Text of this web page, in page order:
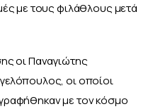
με τους φιλάθλους μετά
οι Παναγιώτης
οι οποίοι
με τον κόσμο